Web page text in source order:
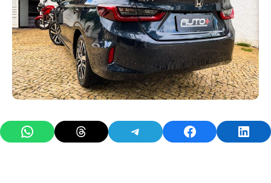
Share on WhatsAppShare on ThreadsShare on TelegramShare on Facebook